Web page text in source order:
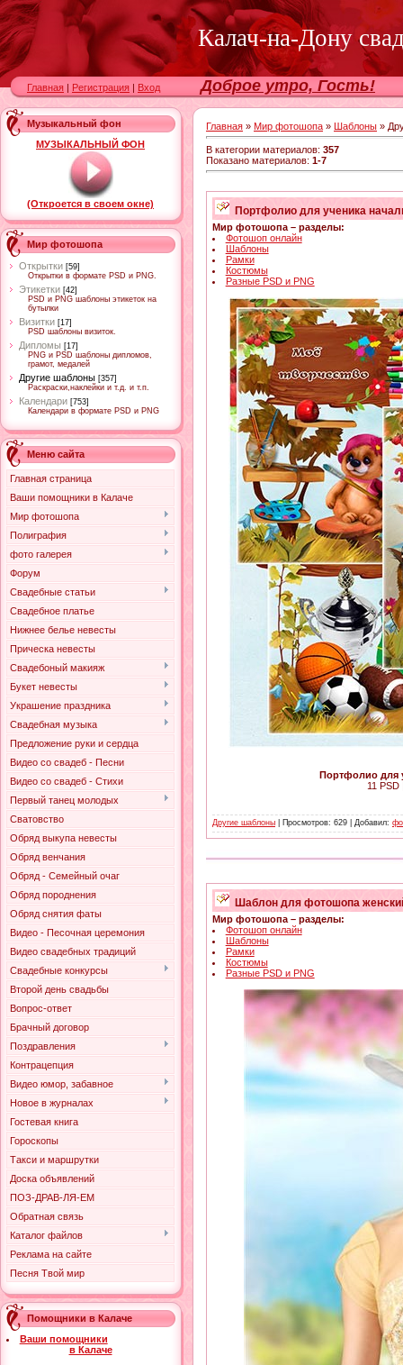
Калач-на-Дону
Главная | Регистрация | Вход Доброе утро, Гость!
Музыкальный фон
МУЗЫКАЛЬНЫЙ ФОН
(Откроется в своем окне)
Мир фотошопа
Открытки [59]
Открытки в формате PSD и PNG.
Этикетки [42]
PSD и PNG шаблоны этикеток на
бутылки
Визитки [17]
PSD шаблоны визиток.
Дипломы [17]
PNG и PSD шаблоны дипломов,
грамот, медалей
Другие шаблоны [357]
Раскраски,наклейки и т.д. и т.п.
Календари [753]
Календари в формате PSD и PNG
Меню сайта
Главная страница
Ваши помощники в Калаче
Мир фотошопа
Полиграфия
фото галерея
Форум
Свадебные статьи
Свадебное платье
Нижнее белье невесты
Прическа невесты
Свадебоный макияж
Букет невесты
Украшение праздника
Свадебная музыка
Предложение руки и сердца
Видео со свадеб - Песни
Видео со свадеб - Стихи
Первый танец молодых
Сватовство
Обряд выкупа невесты
Обряд венчания
Обряд - Семейный очаг
Обряд породнения
Обряд снятия фаты
Видео - Песочная церемония
Видео свадебных традиций
Свадебные конкурсы
Второй день свадьбы
Вопрос-ответ
Брачный договор
Поздравления
Контрацепция
Видео юмор, забавное
Новое в журналах
Гостевая книга
Гороскопы
Такси и маршрутки
Доска объявлений
ПОЗ-ДРАВ-ЛЯ-ЕМ
Обратная связь
Каталог файлов
Реклама на сайте
Песня Твой мир
Помощники в Калаче
Ваши помощники
в Калаче
Главная » Мир фотошопа » Шаблоны »
В категории материалов: 357
Показано материалов: 1-7
Портфолио для ученика
Мир фотошопа – разделы:
Фотошоп онлайн
Шаблоны
Рамки
Костюмы
Разные PSD и PNG
Портфолио для
11
Другие шаблоны | Просмотров: 629 | Добавил:
Шаблон для фотошопа
Мир фотошопа – разделы:
Фотошоп онлайн
Шаблоны
Рамки
Костюмы
Разные PSD и PNG